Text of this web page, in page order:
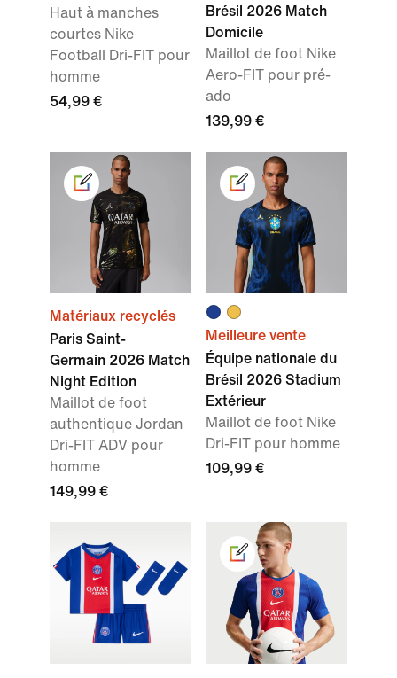
Haut à manches
courtes Nike
Football Dri-FIT pour
homme
54,99 €
Brésil 2026 Match
Domicile
Maillot de foot Nike
Aero-FIT pour pré-
ado
139,99 €
Matériaux recyclés
Paris Saint-
Germain 2026 Match
Night Edition
Maillot de foot
authentique Jordan
Dri-FIT ADV pour
homme
149,99 €
Meilleure vente
Équipe nationale du
Brésil 2026 Stadium
Extérieur
Maillot de foot Nike
Dri-FIT pour homme
109,99 €